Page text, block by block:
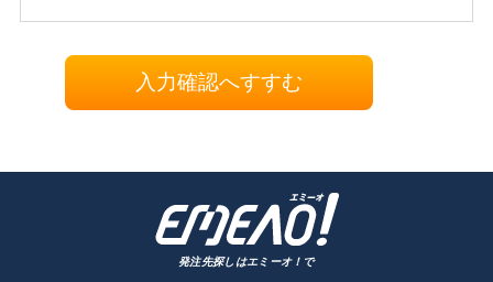
入力確認へすすむ
発注先探しはエミーオ！で